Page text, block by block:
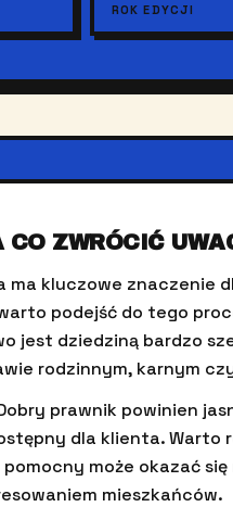
ROK EDYCJI
ZWRÓCIĆ
kluczowe znaczenie
podejść do tego
jest dziedziną bardzo
rodzinnym, karnym
prawnik powinien
dla klienta.
może okazać się
mieszkańców.